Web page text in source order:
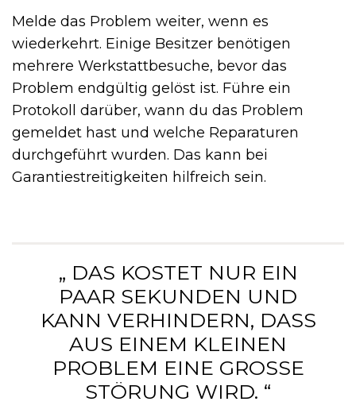
Melde das Problem weiter, wenn es
wiederkehrt. Einige Besitzer benötigen
mehrere Werkstattbesuche, bevor das
Problem endgültig gelöst ist. Führe ein
Protokoll darüber, wann du das Problem
gemeldet hast und welche Reparaturen
durchgeführt wurden. Das kann bei
Garantiestreitigkeiten hilfreich sein.
„ DAS KOSTET NUR EIN
PAAR SEKUNDEN UND
KANN VERHINDERN, DASS
AUS EINEM KLEINEN
PROBLEM EINE GROSSE S
TÖRUNG WIRD. “